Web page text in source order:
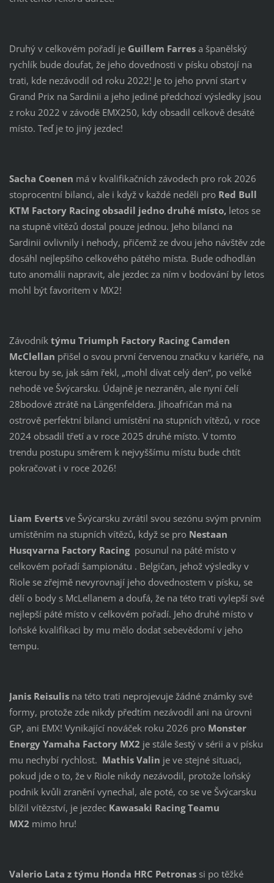
Druhý v celkovém pořadí je Guillem Farresa španělský
rychlík bude doufat, že jeho dovednosti v písku obstojí na
trati, kde nezávodil od roku 2022! Je to jeho první start v
Grand Prix na Sardinii a jeho jediné předchozí výsledky jsou
z roku 2022 v závodě EMX250, kdy obsadil celkově desáté
místo. Teď je to jiný jezdec!
Sacha Coenen má v kvalifikačních závodech pro rok 2026
stoprocentní bilanci, ale i když v každé neděli pro Red Bull
KTM Factory Racing obsadil jedno druhé místo,letos se
na stupně vítězů dostal pouze jednou. Jeho bilanci na
Sardinii ovlivnily i nehody, přičemž ze dvou jeho návštěv zde
dosáhl nejlepšího celkového pátého místa. Bude odhodlán
tuto anomálii napravit, ale jezdec za ním v bodování by letos
mohl být favoritem v MX2!
Závodník týmu Triumph Factory Racing Camden
McClellan přišel o svou první červenou značku v kariéře, na
kterou by se, jak sám řekl, „mohl dívat celý den“, po velké
nehodě ve Švýcarsku. Údajně je nezraněn, ale nyní čelí
28bodové ztrátě na Längenfeldera. Jihoafričan má na
ostrově perfektní bilanci umístění na stupních vítězů, v roce
2024 obsadil třetí a v roce 2025 druhé místo. V tomto
trendu postupu směrem k nejvyššímu místu bude chtít
pokračovat i v roce 2026!
Liam Evertsve Švýcarsku zvrátil svou sezónu svým prvním
umístěním na stupních vítězů, když se pro Nestaan ​​
Husqvarna Factory Racing posunul na páté místo v
celkovém pořadí šampionátu . Belgičan, jehož výsledky v
Riole se zřejmě nevyrovnají jeho dovednostem v písku, se
dělí o body s McLellanem a doufá, že na této trati vylepší své
nejlepší páté místo v celkovém pořadí. Jeho druhé místo v
loňské kvalifikaci by mu mělo dodat sebevědomí v jeho
tempu.
Janis Reisulisna této trati neprojevuje žádné známky své
formy, protože zde nikdy předtím nezávodil ani na úrovni
GP, ani EMX! Vynikající nováček roku 2026 pro Monster
Energy Yamaha Factory MX2 je stále šestý v sérii a v písku
mu nechybí rychlost. Mathis Valin je ve stejné situaci,
pokud jde o to, že v Riole nikdy nezávodil, protože loňský
podnik kvůli zranění vynechal, ale poté, co se ve Švýcarsku
blížil vítězství, je jezdec Kawasaki Racing Teamu
MX2 mimo hru!
Valerio Lata z týmu Honda HRC Petronassi po těžké